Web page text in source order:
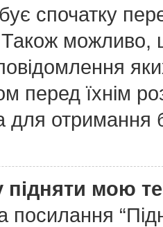
спочатку
можливо,
перед їхнім
для отримання
підняти мою